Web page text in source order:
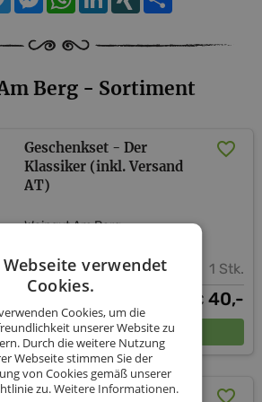
Berg - Sortiment
Geschenkset - Der
Klassiker (inkl. Versand
AT)
Weingut Am Berg
1 Stk.
€ 40,-
den Warenkorb
Geschenkset - Der
Webseite verwendet
Cookies.
Cookies, um die
unserer Website zu
Durch die weitere Nutzung
Webseite stimmen Sie der
von Cookies gemäß unserer
zu.Weitere Informationen.